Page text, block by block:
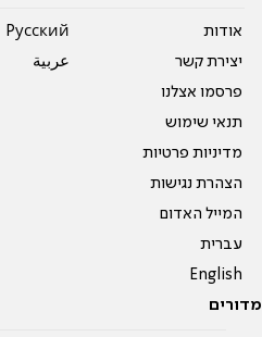
אודות
יצירת קשר
פרסמו אצלנו
תנאי שימוש
מדיניות פרטיות
הצהרת נגישות
המייל האדום
עברית
English
Pусский
عربية
מדורים